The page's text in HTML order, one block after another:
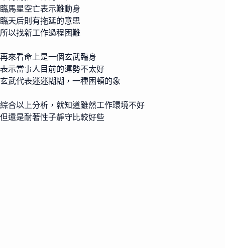
臨馬星空亡表示難動身
臨天后則有拖延的意思
所以找新工作過程困難
再來看命上是一個玄武臨身
表示當事人目前的運勢不太好
玄武代表迷迷糊糊，一種困頓的象
綜合以上分析，就知道雖然工作環境不好
但還是耐著性子靜守比較好些